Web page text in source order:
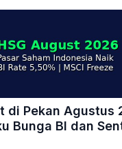
di Pekan Agustus
Bunga BI dan